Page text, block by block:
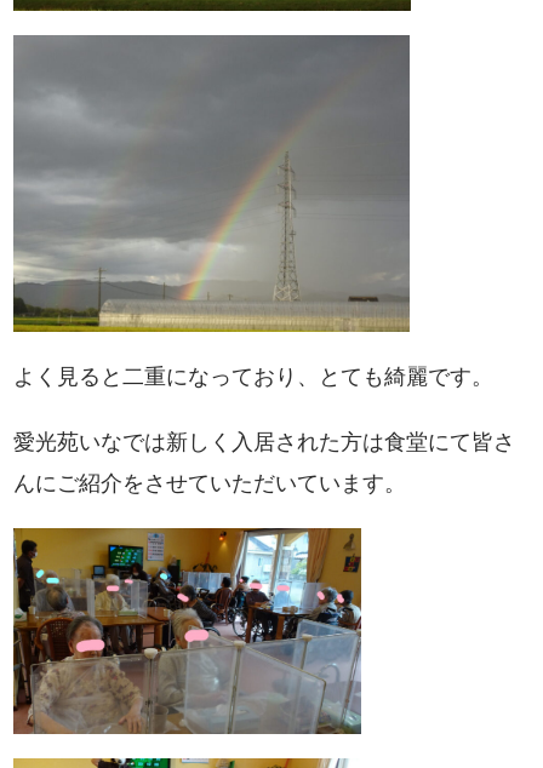
よく見ると二重になっており、とても綺麗です。
愛光苑いなでは新しく入居された方は食堂にて皆さ
んにご紹介をさせていただいています。